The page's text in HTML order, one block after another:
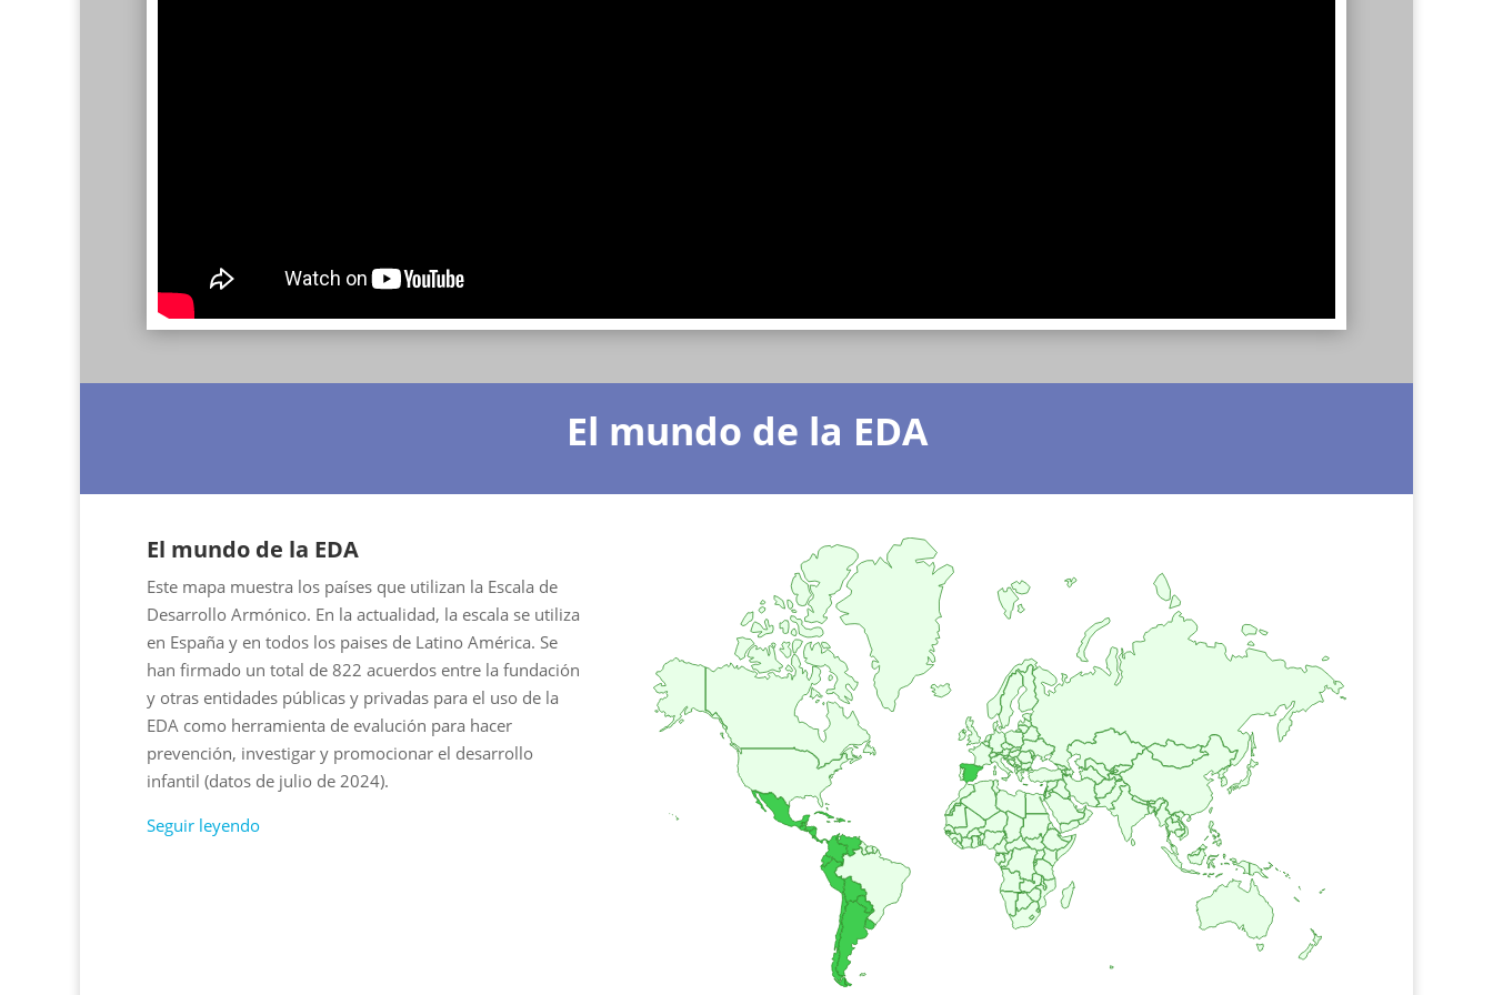
El mundo de la EDA
El mundo de la EDA
Este mapa muestra los países que utilizan la Escala de
Desarrollo Armónico. En la actualidad, la escala se utiliza
en España y en todos los paises de Latino América. Se
han firmado un total de 822 acuerdos entre la fundación
y otras entidades públicas y privadas para el uso de la
EDA como herramienta de evalución para hacer
prevención, investigar y promocionar el desarrollo
infantil (datos de julio de 2024).
Seguir leyendo